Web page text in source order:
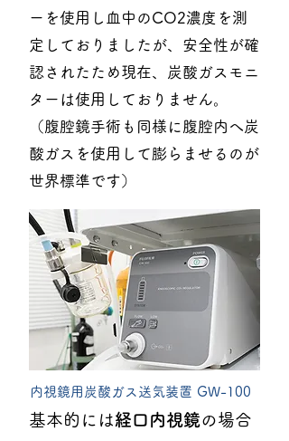
ーを使用し血中のCO2濃度を測
定しておりましたが、安全性が確
認されたため現在、炭酸ガスモニ
ターは使用しておりません。
（腹腔鏡手術も同様に腹腔内へ炭
酸ガスを使用して膨らませるのが
世界標準です）
内視鏡用炭酸ガス送気装置 GW-100
基本的には経口内視鏡の場合